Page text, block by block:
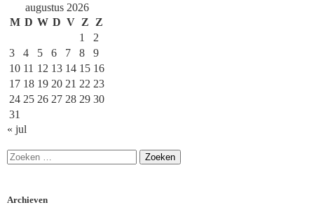
augustus 2026
M D W D V Z
Z
1
2
3
4 5 6 7 8
9
10 11 12 13 14 15 16
17 18 19 20 21 22 23
24 25 26 27 28 29 30
31
« jul
Archieven